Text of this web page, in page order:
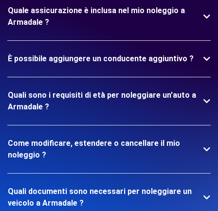
Quale assicurazione è inclusa nel mio noleggio a
Armadale ?
È possibile aggiungere un conducente aggiuntivo ?
Quali sono i requisiti di età per noleggiare un'auto a
Armadale ?
Come modificare, estendere o cancellare il mio
noleggio ?
Quali documenti sono necessari per noleggiare un
veicolo a Armadale ?